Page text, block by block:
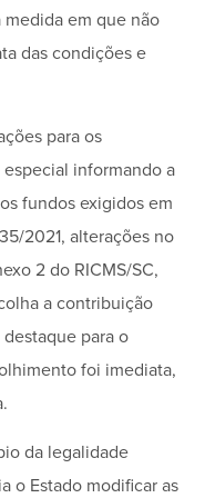
em que não
das condições e
para os
informando a
fundos exigidos em
2021, alterações no
2 do RICMS/SC,
a contribuição
para o
foi imediata,
da legalidade
o Estado modificar as